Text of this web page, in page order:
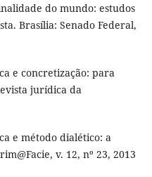
do mundo: estudos
Brasília: Senado Federal,
e concretização: para
jurídica da
e método dialético: a
v. 12, nº 23, 2013